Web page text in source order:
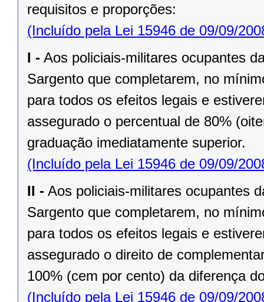
requisitos e proporções:
(Incluído pela Lei 15946 de 09/09/
I - Aos policiais-militares ocupantes
Sargento que completarem, no
para todos os efeitos legais e
assegurado o percentual de 80%
graduação imediatamente superior.
(Incluído pela Lei 15946 de 09/09/
II - Aos policiais-militares ocupantes
Sargento que completarem, no
para todos os efeitos legais e
assegurado o direito de
100% (cem por cento) da diferença
(Incluído pela Lei 15946 de 09/09/